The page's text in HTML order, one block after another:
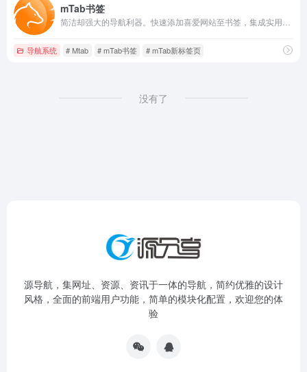
mTab书签
导航系统 # Mtab # mTab书签 # mTab新标签页
没有了
源导航，集网址、资源、资讯于一体的导航，简约优雅的设计
风格，全面的前端用户功能，简单的模块化配置，欢迎您的体
验